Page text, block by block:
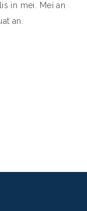
in mei. Mei an
an.